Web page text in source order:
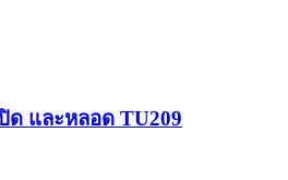
และหลอด TU209